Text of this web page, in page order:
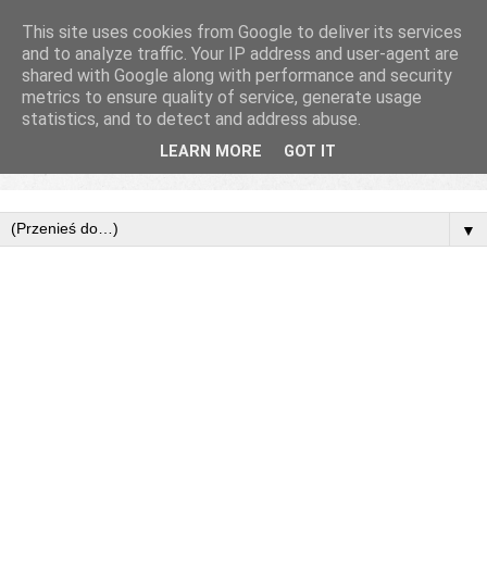
▼
This site uses cookies from Google to deliver its services
and to analyze traffic. Your IP address and user-agent are
shared with Google along with performance and security
metrics to ensure quality of service, generate usage
statistics, and to detect and address abuse.
LEARN MORE GOT IT